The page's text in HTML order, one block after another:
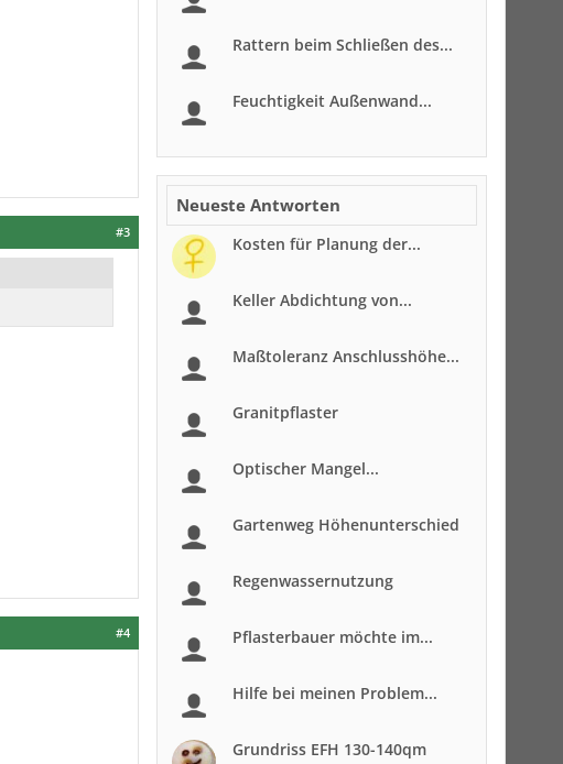
#3
#4
Rattern beim Schließen des...
Feuchtigkeit Außenwand...
Neueste Antworten
Kosten für Planung der...
Keller Abdichtung von...
Maßtoleranz Anschlusshöhe...
Granitpflaster
Optischer Mangel...
Gartenweg Höhenunterschied
Regenwassernutzung
Pflasterbauer möchte im...
Hilfe bei meinen Problem...
Grundriss EFH 130-140qm